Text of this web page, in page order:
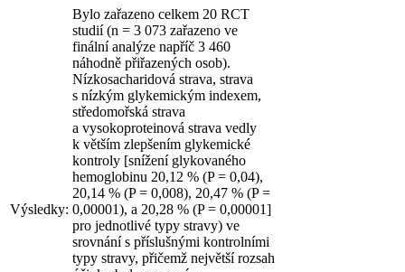
Výsledky:
Bylo zařazeno celkem 20 RCT
studií (n = 3 073 zařazeno ve
finální analýze napříč 3 460
náhodně přiřazených osob).
Nízkosacharidová strava, strava
s nízkým glykemickým indexem,
středomořská strava
a vysokoproteinová strava vedly
k větším zlepšením glykemické
kontroly [snížení glykovaného
hemoglobinu 20,12 % (P = 0,04),
20,14 % (P = 0,008), 20,47 % (P =
0,00001), a 20,28 % (P = 0,00001]
pro jednotlivé typy stravy) ve
srovnání s příslušnými kontrolními
typy stravy, přičemž největší rozsah